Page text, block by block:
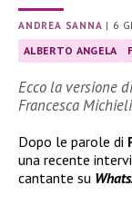
ANDREA SANNA | 6
ALBERTO ANGELA
Ecco la versione
Francesca
Dopo le parole di
una recente
cantante su